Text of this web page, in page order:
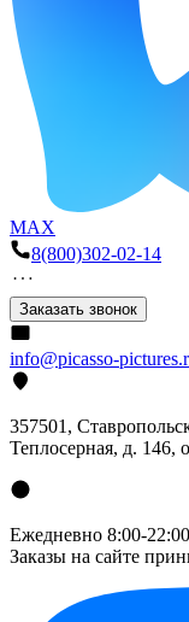
MAX
8(800)302-02-14
Заказать звонок
info@picasso-
357501,
Теплосерная, д. 146,
Ежедневно 8:00-22:00
Заказы на сайте